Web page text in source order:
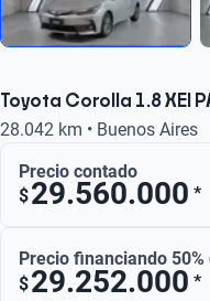
Toyota Corolla 1.8 XEI
28.042 km • Buenos Aires
Precio contado
$29.560.000 *
Precio financiando 50%
$29.252.000 *